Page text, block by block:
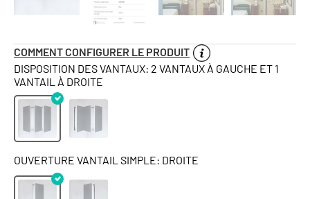
COMMENT CONFIGURER LE PRODUIT
DISPOSITION DES VANTAUX: 2 VANTAUX À GAUCHE ET 1
VANTAIL À DROITE
OUVERTURE VANTAIL SIMPLE: DROITE